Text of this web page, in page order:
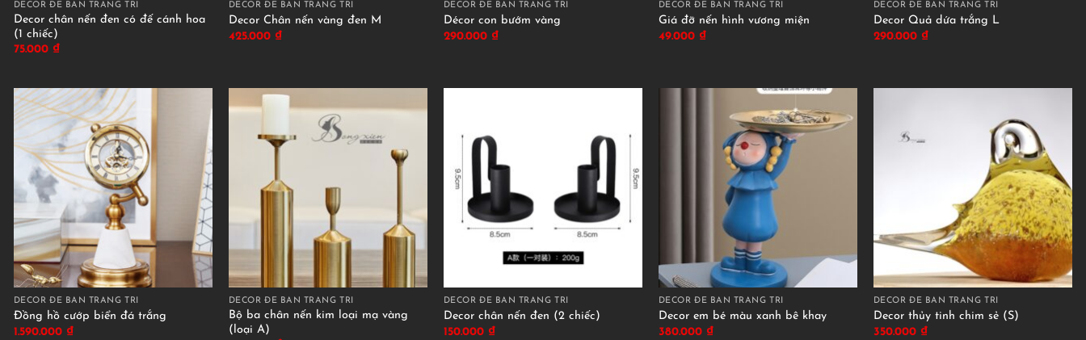
DECOR ĐỂ BÀN TRANG TRÍ
Decor chân nến đen có đế cánh hoa
(1 chiếc)
75.000 ₫
DECOR ĐỂ BÀN TRANG TRÍ
Decor Chân nến vàng đen M
425.000 ₫
DECOR ĐỂ BÀN TRANG TRÍ
Décor con bướm vàng
290.000 ₫
DECOR ĐỂ BÀN TRANG TRÍ
Giá đỡ nến hình vương miện
49.000 ₫
DECOR ĐỂ BÀN TRANG TRÍ
Decor Quả dứa trắng L
290.000 ₫
DECOR ĐỂ BÀN TRANG TRÍ
Đồng hồ cướp biển đá trắng
1.590.000 ₫
DECOR ĐỂ BÀN TRANG TRÍ
Bộ ba chân nến kim loại mạ vàng
(loại A)
DECOR ĐỂ BÀN TRANG TRÍ
Decor chân nến đen (2 chiếc)
150.000 ₫
DECOR ĐỂ BÀN TRANG TRÍ
Decor em bé màu xanh bê khay
380.000 ₫
DECOR ĐỂ BÀN TRANG TRÍ
Decor thủy tinh chim sẻ (S)
350.000 ₫